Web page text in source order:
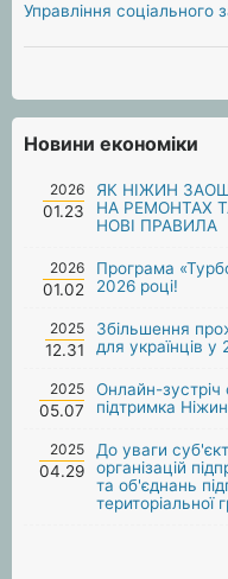
Управління соціального
Новини економіки
2026
01.23
ЯК НІЖИН
НА РЕМОНТАХ
НОВІ ПРАВИЛА
2026
01.02
Програма
2026 році!
2025
12.31
Збільшення
для українців у
2025
05.07
Онлайн-зустріч
підтримка
2025
04.29
До уваги
організацій
та об'єднань
територіальної